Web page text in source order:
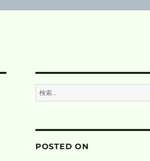
検
索:
POSTED ON